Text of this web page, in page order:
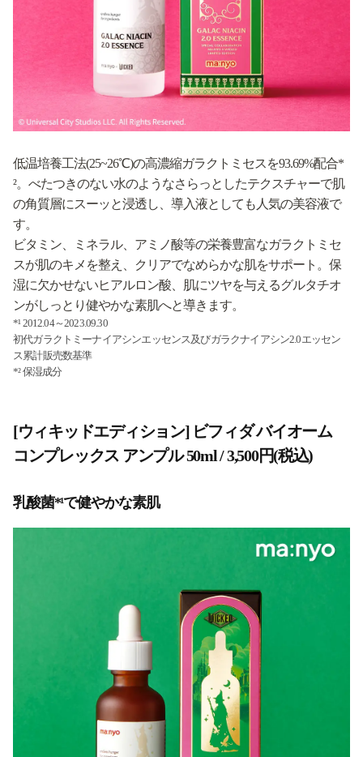
低温培養工法(25~26℃)の高濃縮ガラクトミセスを93.69%配合*
²。べたつきのない水のようなさらっとしたテクスチャーで肌
の角質層にスーッと浸透し、導入液としても人気の美容液で
す。
ビタミン、ミネラル、アミノ酸等の栄養豊富なガラクトミセ
スが肌のキメを整え、クリアでなめらかな肌をサポート。保
湿に欠かせないヒアルロン酸、肌にツヤを与えるグルタチオ
ンがしっとり健やかな素肌へと導きます。
*¹ 2012.04～2023.09.30
初代ガラクトミーナイアシンエッセンス及びガラクナイアシン2.0エッセン
ス累計販売数基準
*² 保湿成分
[ウィキッドエディション] ビフィダ バイオーム
コンプレックス アンプル 50ml / 3,500円(税込)
乳酸菌*¹で健やかな素肌